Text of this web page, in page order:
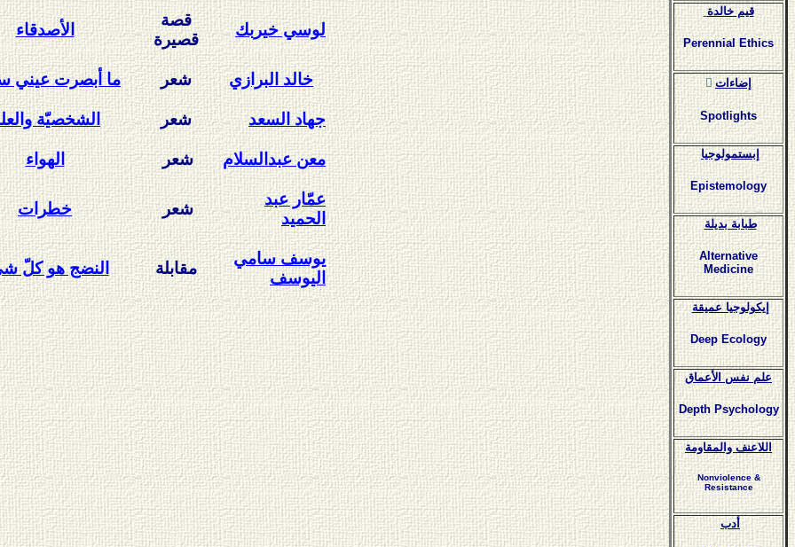
الأصدقاء
قصة
قصيرة
لوسي خيربك
ما أبصرت عيني شعر خالد البرازي
الشخصيّة شعر جهاد السعد
الهواء شعر معن عبدالسلام
خطرات شعر
عمّار عبد
الحميد
النضج هو كلّ مقابلة
يوسف سامي
اليوسف
قيم خالدة
Perennial Ethics
ٍإضاءات
Spotlights
إبستمولوجيا
Epistemology
طبابة بديلة
Alternative
Medicine
إيكولوجيا عميقة
Deep Ecology
علم نفس الأعماق
Depth Psychology
اللاعنف والمقاومة
Nonviolence &
Resistance
أدب